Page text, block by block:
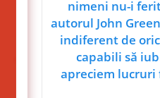
nimeni nu-i
autorul John
indiferent de
capabili să
apreciem lucruri